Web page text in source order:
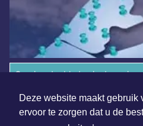
Deze website maakt gebruik
ervoor te zorgen dat u de
Overige dagbladen in de regio
Algemene voorwaarden